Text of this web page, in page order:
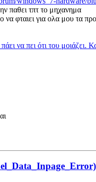
παθει τπτ το μηχανημα
φταιει για ολα μου τα
να πει ότι του